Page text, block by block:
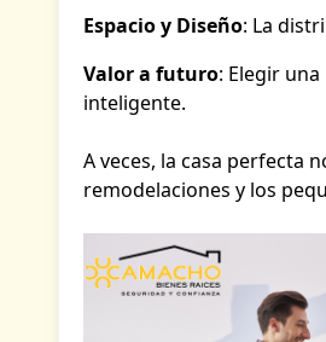
Espacio y Diseño: La
Valor a futuro: Elegir
inteligente.
A veces, la casa perfecta
remodelaciones y los